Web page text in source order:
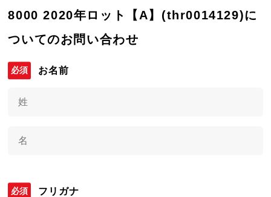
8000 2020年ロット【A】(thr0014129)に
ついてのお問い合わせ
お名前
フリガナ